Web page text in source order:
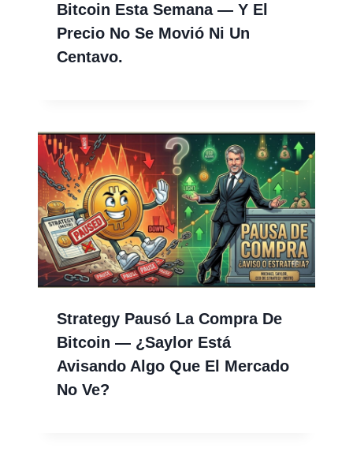
Bitcoin Esta Semana — Y El
Precio No Se Movió Ni Un
Centavo.
Strategy Pausó La Compra De
Bitcoin — ¿Saylor Está
Avisando Algo Que El Mercado
No Ve?